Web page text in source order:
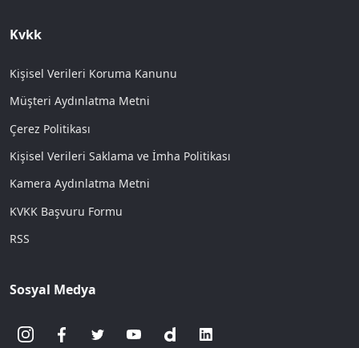
Kvkk
Kişisel Verileri Koruma Kanunu
Müşteri Aydınlatma Metni
Çerez Politikası
Kişisel Verileri Saklama ve İmha Politikası
Kamera Aydınlatma Metni
KVKK Başvuru Formu
RSS
Sosyal Medya